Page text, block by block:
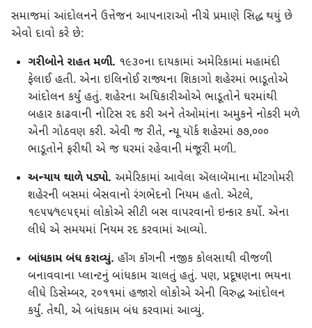
સમાજમાં આંદોલનને ઉત્તેજન આપનારાઓ નીચે પ્રમાણે સિદ્ધ થયું છે
એવો દાવો કરે છે:
ગરીબોને રાહત મળી. ૧૯૩૦ના દાયકામાં અમેરિકામાં મહામંદી
ફેલાઈ હતી. એના ઇલિનોઈ રાજ્યના શિકાગો શહેરમાં ભાડૂતોએ
આંદોલન કર્યું હતું. શહેરના અધિકારીઓએ ભાડૂતોને ઘરમાંથી
બહાર કાઢવાની નોટિસ રદ કરી અને તેઓમાંના અમુકને નોકરી મળે
એની ગોઠવણ કરી. એવી જ રીતે, ન્યૂ યૉર્ક શહેરમાં ૭૭,૦૦૦
ભાડૂતોને ફરીથી એ જ ઘરમાં રહેવાની મંજૂરી મળી.
અન્યાય થાળે પડ્યો. અમેરિકામાં આવેલા ઍલાબૅમાના મૉંટગોમરી
શહેરની બસમાં બેસવાનો રંગભેદનો નિયમ હતો. એટલે,
૧૯૫૫⁄૧૯૫૬માં લોકોએ સીટી બસ વાપરવાનો ઇન્કાર કર્યો. એના
લીધે એ સમયમાં નિયમ રદ કરવામાં આવ્યો.
બાંધકામ બંધ કરાવ્યું. હૉંગ કૉંગની નજીક કોલસાથી વીજળી
બનાવવાના પ્લાન્ટનું બાંધકામ ચાલતું હતું. પણ, પ્રદૂષણના ભયના
લીધે ડિસેમ્બર, ૨૦૧૧માં હજારો લોકોએ એની વિરુદ્ધ આંદોલન
કર્યું. તેથી, એ બાંધકામ બંધ કરવામાં આવ્યું.